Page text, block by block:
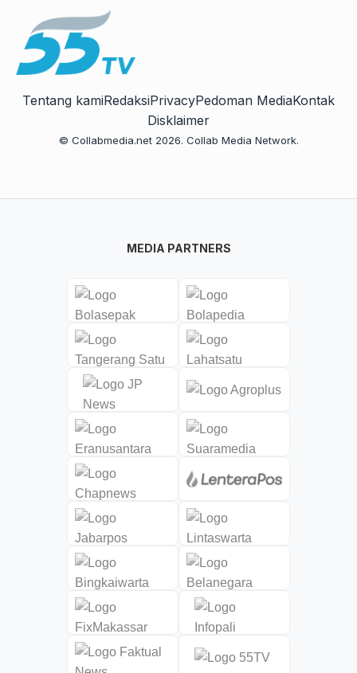
Tentang kamiRedaksiPrivacyPedoman MediaKontak
Disklaimer
© Collabmedia.net 2026. Collab Media Network.
MEDIA PARTNERS